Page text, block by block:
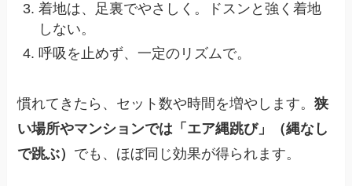
着地は、足裏でやさしく。ドスンと強く着地
しない。
呼吸を止めず、一定のリズムで。
慣れてきたら、セット数や時間を増やします。狭
い場所やマンションでは「エア縄跳び」（縄なし
で跳ぶ） でも、ほぼ同じ効果が得られます。